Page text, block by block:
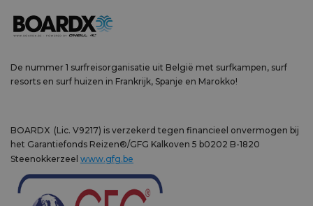
De nummer 1 surfreisorganisatie uit België met surfkampen, surf
resorts en surf huizen in Frankrijk, Spanje en Marokko!
BOARDX (Lic. V9217) is verzekerd tegen financieel onvermogen bij
het Garantiefonds Reizen®/GFG Kalkoven 5 b0202 B-1820
Steenokkerzeel www.gfg.be